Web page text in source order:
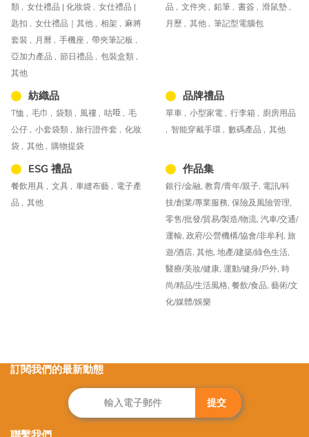
類 , 女仕禮品 | 化妝袋 , 女仕禮品 |
匙扣 , 女仕禮品｜其他 , 相架 , 麻將
套裝 , 月曆 , 手機座 , 帶夾筆記板 ,
亞加力產品 , 節日禮品 , 包裝盒類 ,
其他
品 , 文件夾 , 鉛筆 , 書簽 , 滑鼠墊 ,
月歷 , 其他 , 筆記型電腦包
紡織品
T恤 , 毛巾 , 袋類 , 風褸 , 咕𠱸 , 毛
公仔 , 小套袋類 , 旅行證件套 , 化妝
袋 , 其他 , 購物提袋
品牌禮品
單車 , 小型家電 , 行李箱 , 廚房用品
, 智能穿戴手環 , 數碼產品 , 其他
ESG 禮品
餐飲用具 , 文具 , 車縫布藝 , 電子產
品 , 其他
作品集
銀行/金融, 教育/青年/親子, 電訊/科
技/創業/專業服務, 保險及風險管理,
零售/批發/貿易/製造/物流, 汽車/交通/
運輸, 政府/公營機構/協會/非牟利, 旅
遊/酒店, 其他, 地產/建築/綠色生活,
醫療/美妝/健康, 運動/健身/戶外, 時
尚/精品/生活風格, 餐飲/食品, 藝術/文
化/媒體/娛樂
訂閱我們的最新動態
提交